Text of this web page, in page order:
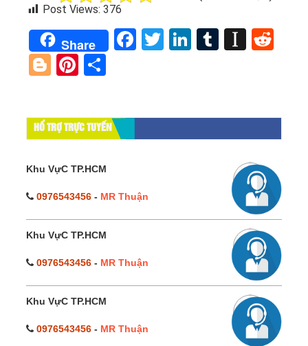
Post Views: 376
Share Facebook
TwitterLinkedIn
Tumblr
BloggerPinterest
HỔ TRỢ TRỰC TUYẾN
Khu VựC TP.HCM
0976543456 - MR Thuận
Khu VựC TP.HCM
0976543456 - MR Thuận
Khu VựC TP.HCM
0976543456 - MR Thuận